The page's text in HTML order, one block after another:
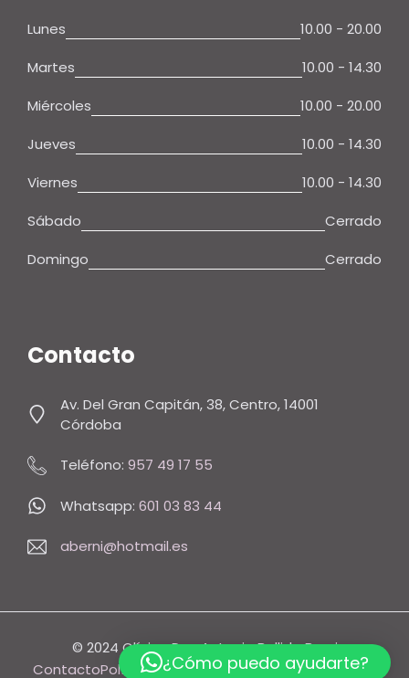
Lunes
10.00 - 20.00
Martes
10.00 - 14.30
Miércoles
10.00 - 20.00
Jueves
10.00 - 14.30
Viernes
10.00 - 14.30
Sábado
Cerrado
Domingo
Cerrado
Contacto
Av. Del Gran Capitán, 38, Centro, 14001
Córdoba
Teléfono: 957 49 17 55
Whatsapp: 601 03 83 44
aberni@hotmail.es
© 2024 Clínica Dra. Antonia Bellido Berni
ContactoPolítica De PrivacidadPolítica De Cookies
¿Cómo puedo ayudarte?